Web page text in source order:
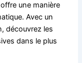
une manière
Avec un
découvrez les
dans le plus